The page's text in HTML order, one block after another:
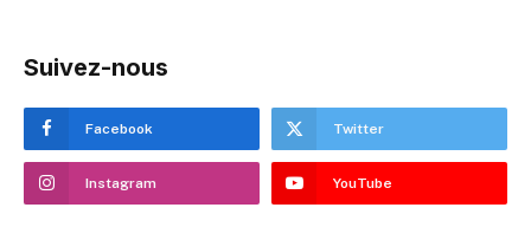
Suivez-nous
Facebook Twitter
Instagram YouTube